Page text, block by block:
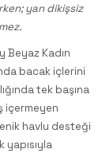
yan dikişsiz
Beyaz Kadın
bacak içlerini
tek başına
içermeyen
havlu desteği
yapısıyla